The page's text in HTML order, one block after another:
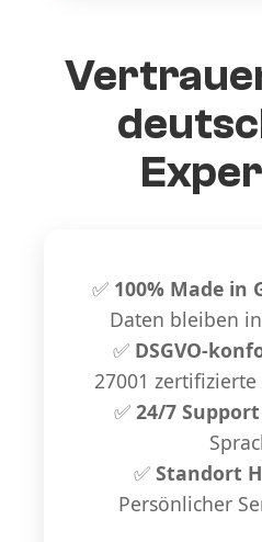
✅ 100% Made in
Daten bleiben
✅ DSGVO-
27001 zertifizierte
✅ 24/7 Support
✅ Standort
Persönlicher